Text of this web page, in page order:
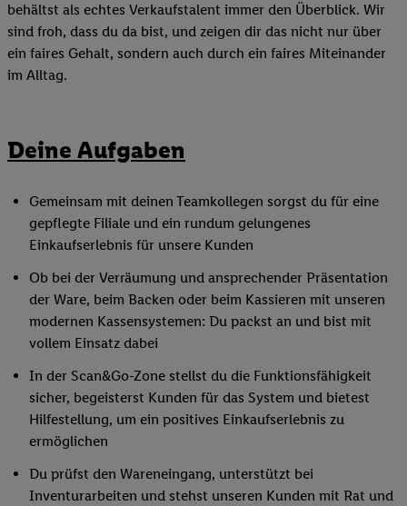
behältst als echtes Verkaufstalent immer den Überblick. Wir
sind froh, dass du da bist, und zeigen dir das nicht nur über
ein faires Gehalt, sondern auch durch ein faires Miteinander
im Alltag.
Deine Aufgaben
Gemeinsam mit deinen Teamkollegen sorgst du für eine
gepflegte Filiale und ein rundum gelungenes
Einkaufserlebnis für unsere Kunden
Ob bei der Verräumung und ansprechender Präsentation
der Ware, beim Backen oder beim Kassieren mit unseren
modernen Kassensystemen: Du packst an und bist mit
vollem Einsatz dabei
In der Scan&Go-Zone stellst du die Funktionsfähigkeit
sicher, begeisterst Kunden für das System und bietest
Hilfestellung, um ein positives Einkaufserlebnis zu
ermöglichen
Du prüfst den Wareneingang, unterstützt bei
Inventurarbeiten und stehst unseren Kunden mit Rat und